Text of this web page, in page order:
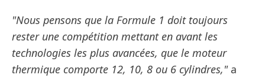
"Nous pensons que la Formule 1 doit toujours
rester une compétition mettant en avant les
technologies les plus avancées, que le moteur
thermique comporte 12, 10, 8 ou 6 cylindres,"a